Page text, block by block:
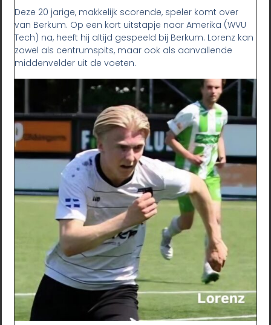
Deze 20 jarige, makkelijk scorende, speler komt over
van Berkum. Op een kort uitstapje naar Amerika (WVU
Tech) na, heeft hij altijd gespeeld bij Berkum. Lorenz kan
zowel als centrumspits, maar ook als aanvallende
middenvelder uit de voeten.